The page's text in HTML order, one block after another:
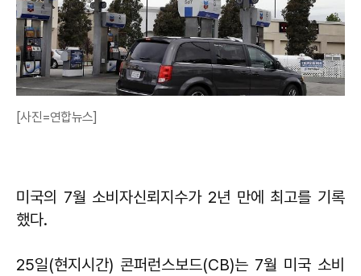
[사진=연합뉴스]
미국의 7월 소비자신뢰지수가 2년 만에 최고를 기록
했다.
25일(현지시간) 콘퍼런스보드(CB)는 7월 미국 소비